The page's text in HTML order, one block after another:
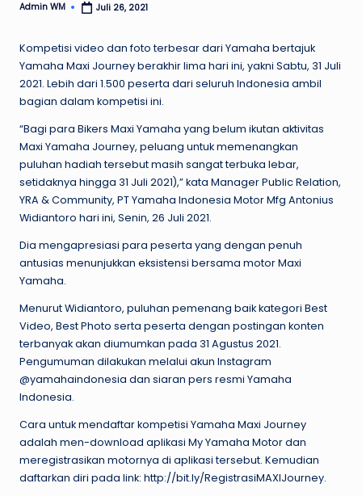
Posted
Admin WM Juli 26, 2021
Kompetisi video dan foto terbesar dari Yamaha bertajuk
Yamaha Maxi Journey berakhir lima hari ini, yakni Sabtu, 31 Juli
2021. Lebih dari 1.500 peserta dari seluruh Indonesia ambil
bagian dalam kompetisi ini.
“Bagi para Bikers Maxi Yamaha yang belum ikutan aktivitas
Maxi Yamaha Journey, peluang untuk memenangkan
puluhan hadiah tersebut masih sangat terbuka lebar,
setidaknya hingga 31 Juli 2021),” kata Manager Public Relation,
YRA & Community, PT Yamaha Indonesia Motor Mfg Antonius
Widiantoro hari ini, Senin, 26 Juli 2021.
Dia mengapresiasi para peserta yang dengan penuh
antusias menunjukkan eksistensi bersama motor Maxi
Yamaha.
Menurut Widiantoro, puluhan pemenang baik kategori Best
Video, Best Photo serta peserta dengan postingan konten
terbanyak akan diumumkan pada 31 Agustus 2021.
Pengumuman dilakukan melalui akun Instagram
@yamahaindonesia dan siaran pers resmi Yamaha
Indonesia.
Cara untuk mendaftar kompetisi Yamaha Maxi Journey
adalah men-download aplikasi My Yamaha Motor dan
meregistrasikan motornya di aplikasi tersebut. Kemudian
daftarkan diri pada link: http://bit.ly/RegistrasiMAXIJourney.